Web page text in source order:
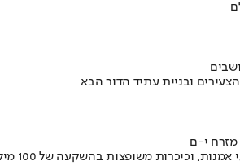
ובניית עתיד הדור הבא
מזרח י-ם